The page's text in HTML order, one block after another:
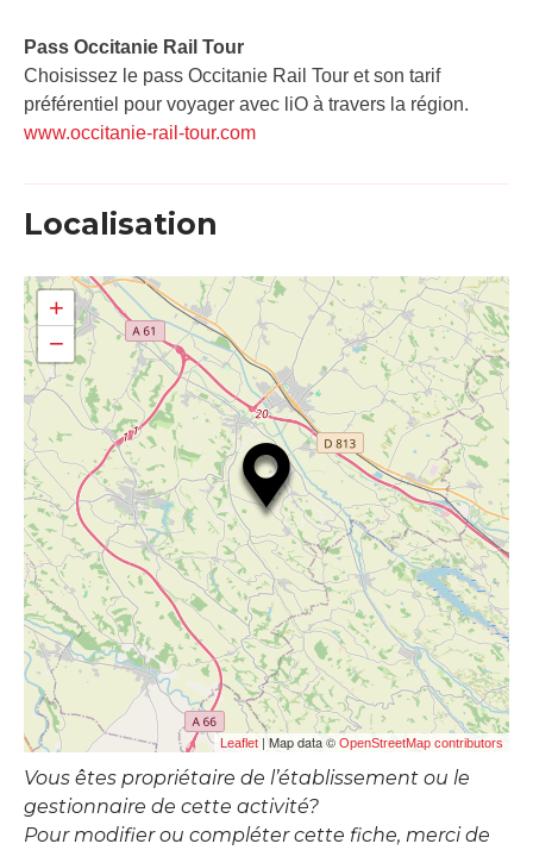
Pass Occitanie Rail Tour​
Choisissez le pass Occitanie Rail Tour et son tarif
préférentiel pour voyager avec liO à travers la région.
www.occitanie-rail-tour.com
Localisation
+
−
Leaflet | Map data © OpenStreetMap contributors
Vous êtes propriétaire de l’établissement ou le
gestionnaire de cette activité?
Pour modifier ou compléter cette fiche, merci de